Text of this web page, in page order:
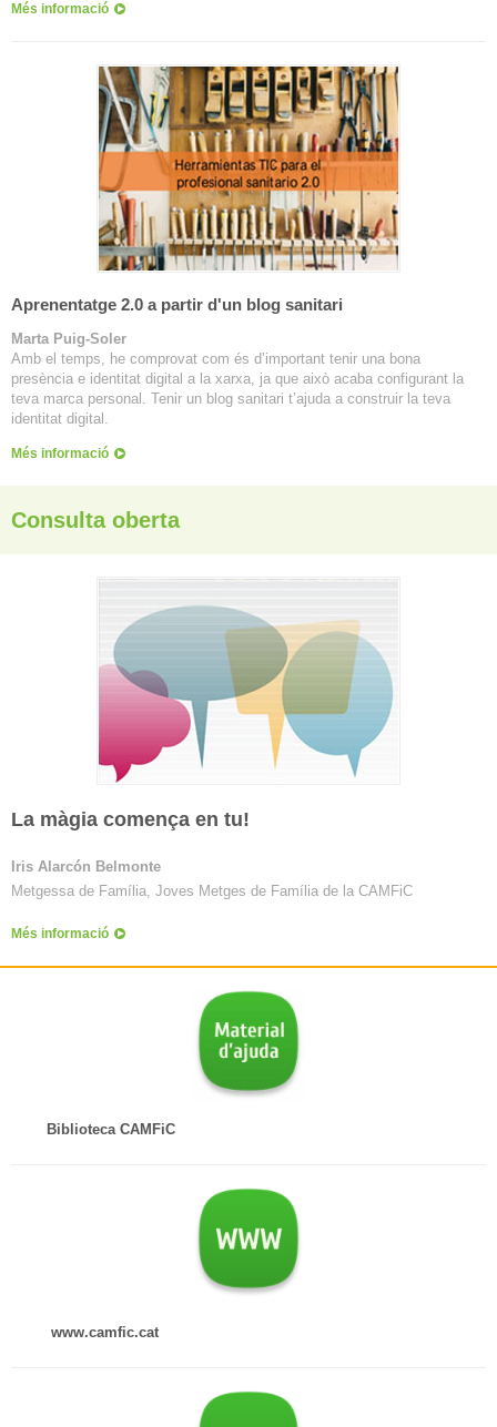
Més informació
Aprenentatge 2.0 a partir d'un blog sanitari
Marta Puig-Soler
Amb el temps, he comprovat com és d’important tenir una bona
presència e identitat digital a la xarxa, ja que això acaba configurant la
teva marca personal. Tenir un blog sanitari t’ajuda a construir la teva
identitat digital.
Més informació
Consulta oberta
La màgia comença en tu!
Iris Alarcón Belmonte
Metgessa de Família, Joves Metges de Família de la CAMFiC
Més informació
Biblioteca CAMFiC
www.camfic.cat